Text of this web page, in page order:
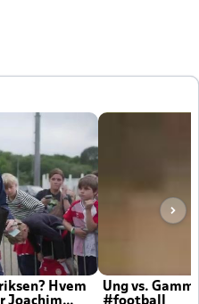
Hvem
Ung vs.